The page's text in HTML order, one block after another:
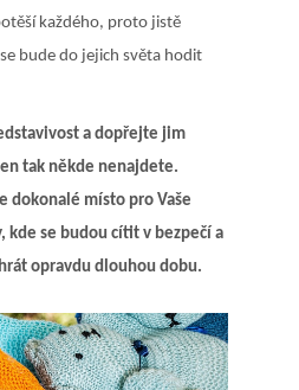
každého, proto jistě
bude do jejich světa hodit
a dopřejte jim
tak někde nenajdete.
dokonalé místo pro Vaše
kde se budou cítit v bezpečí a
opravdu dlouhou dobu.